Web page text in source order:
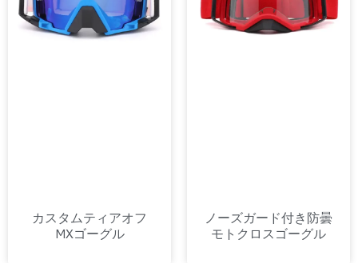
カスタムティアオフ
MXゴーグル
ノーズガード付き防曇
モトクロスゴーグル